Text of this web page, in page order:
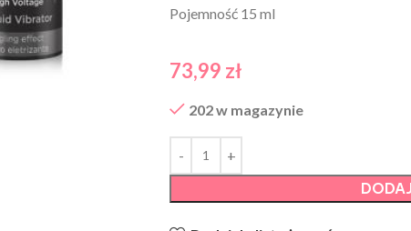
Pojemność 15 ml
73,99 zł
202 w magazynie